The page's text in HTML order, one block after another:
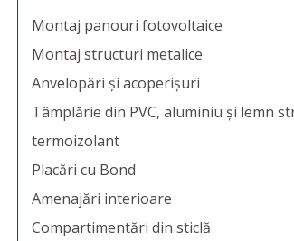
Montaj panouri fotovoltaice
Montaj structuri metalice
Anvelopări și acoperișuri
Tâmplărie din PVC, aluminiu și lemn
termoizolant
Placări cu Bond
Amenajări interioare
Compartimentări din sticlă